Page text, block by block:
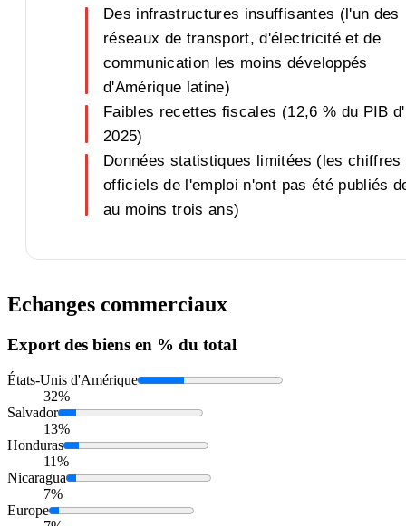
Des infrastructures insuffisantes (l'un des
réseaux de transport, d'électricité et de
communication les moins développés
d'Amérique latine)
Faibles recettes fiscales (12,6 % du PIB
2025)
Données statistiques limitées (les chiffres
officiels de l'emploi n'ont pas été publiés
au moins trois ans)
Echanges commerciaux
Export des biens en % du total
États-Unis d'Amérique
32%
Salvador
13%
Honduras
11%
Nicaragua
7%
Europe